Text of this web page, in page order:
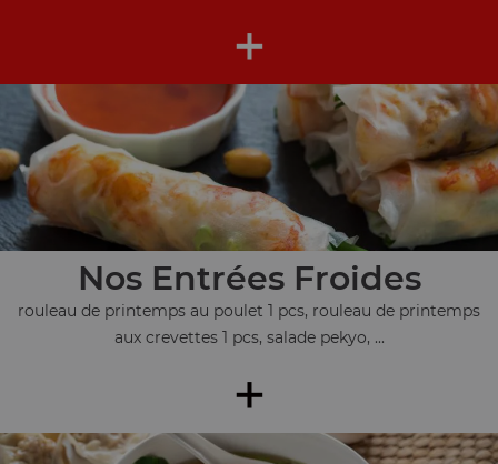
+
Nos Entrées Froides
rouleau de printemps au poulet 1 pcs, rouleau de printemps
aux crevettes 1 pcs, salade pekyo, ...
+